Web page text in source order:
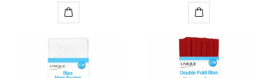
panier